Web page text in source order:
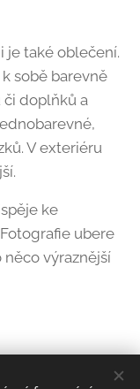
je také oblečení.
sobě barevně
či doplňků a
V exteriéru
ke
ubere
výraznější